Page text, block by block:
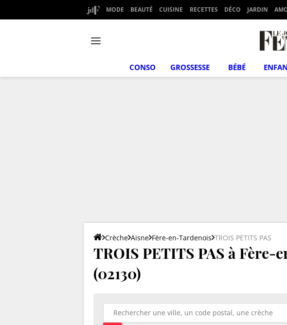
MODE BEAUTÉ CUISINE RECETTES DÉCO JARDIN
CONSO GROSSESSE BÉBÉ
Crèche Aisne Fère-en-Tardenois TROIS PETITS PAS
TROIS PETITS PAS à Fère-
(02130)